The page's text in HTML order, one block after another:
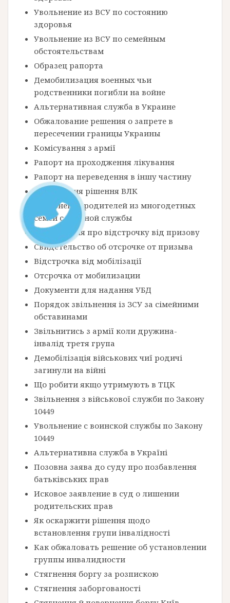
Увольнение из ВСУ по состоянию
здоровья
Увольнение из ВСУ по семейным
обстоятельствам
Образец рапорта
Демобилизация военных чьи
родственники погибли на войне
Альтернативная служба в Украине
Обжалование решения о запрете в
пересечении границы Украины
Комісування з армії
Рапорт на проходження лікування
Рапорт на переведення в іншу частину
Оскарження рішення ВЛК
Увольнение родителей из многодетных
семей с военной службы
Посвідчення про відстрочку від призову
Свидетельство об отсрочке от призыва
Відстрочка від мобілізації
Отсрочка от мобилизации
Документи для надання УБД
Порядок звільнення із ЗСУ за сімейними
обставинами
Звільнитись з армії коли дружина-
інвалід третя група
Демобілізація військових чиї родичі
загинули на війні
Що робити якщо утримують в ТЦК
Звільнення з військової служби по Закону
10449
Увольнение с воинской службы по Закону
10449
Альтернативна служба в Україні
Позовна заява до суду про позбавлення
батьківських прав
Исковое заявление в суд о лишении
родительских прав
Як оскаржити рішення щодо
встановлення групи інвалідності
Как обжаловать решение об установлении
группы инвалидности
Стягнення боргу за розпискою
Стягнення заборгованості